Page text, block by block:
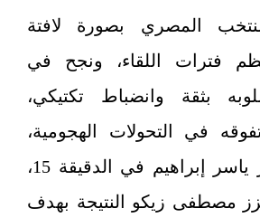
المصري بصورة لافتة
فترات اللقاء، ونجح في
بثقة وانضباط تكتيكي،
في التحولات الهجومية،
ليتقدم عبر ياسر إبراهيم في الدقيقة 15،
مصطفى زيكو النتيجة بهدف